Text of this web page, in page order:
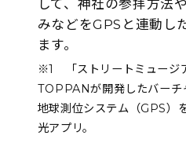
して、神社の参拝方法
みなどをGPSと連動し
ます。
※1 「ストリートミュージ
TOPPANが開発したバーチ
地球測位システム（GPS）
光アプリ。